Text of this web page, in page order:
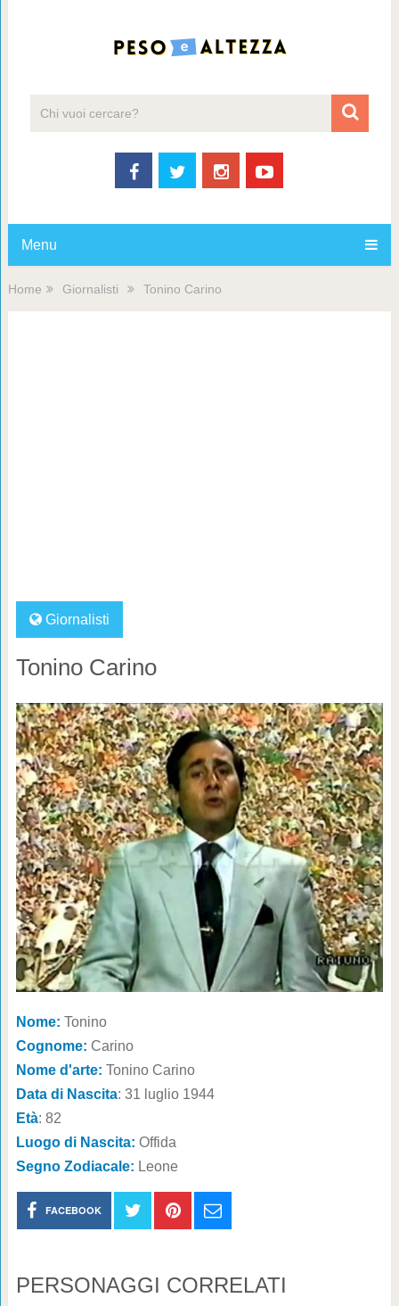
Menu
Home Giornalisti Tonino Carino
Giornalisti
Tonino Carino
Nome: Tonino
Cognome: Carino
Nome d'arte: Tonino Carino
Data di Nascita: 31 luglio 1944
Età: 82
Luogo di Nascita: Offida
Segno Zodiacale: Leone
FACEBOOK
PERSONAGGI CORRELATI